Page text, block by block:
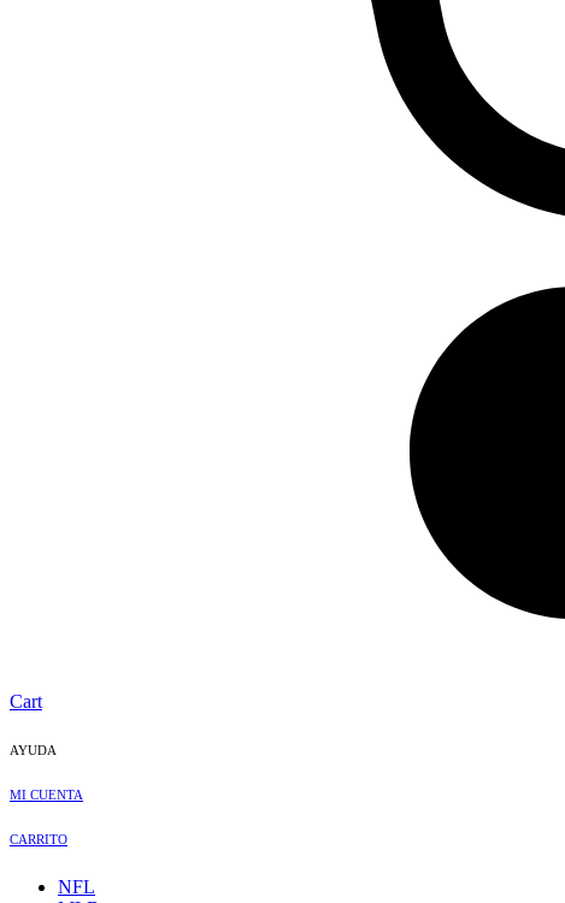
Cart
AYUDA
MI CUENTA
CARRITO
NFL